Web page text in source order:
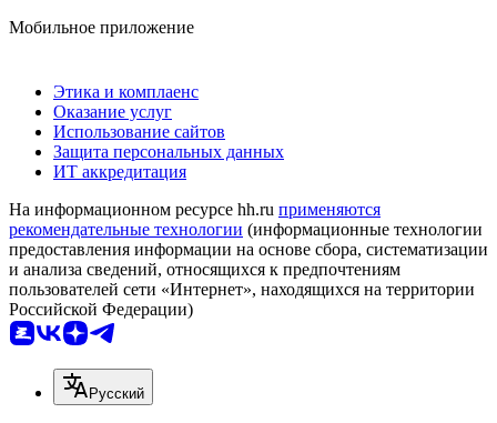
Мобильное приложение
Этика и комплаенс
Оказание услуг
Использование сайтов
Защита персональных данных
ИТ аккредитация
На информационном ресурсе hh.ru применяются
рекомендательные технологии (информационные технологии
предоставления информации на основе сбора, систематизации
и анализа сведений, относящихся к предпочтениям
пользователей сети «Интернет», находящихся на территории
Российской Федерации)
Русский